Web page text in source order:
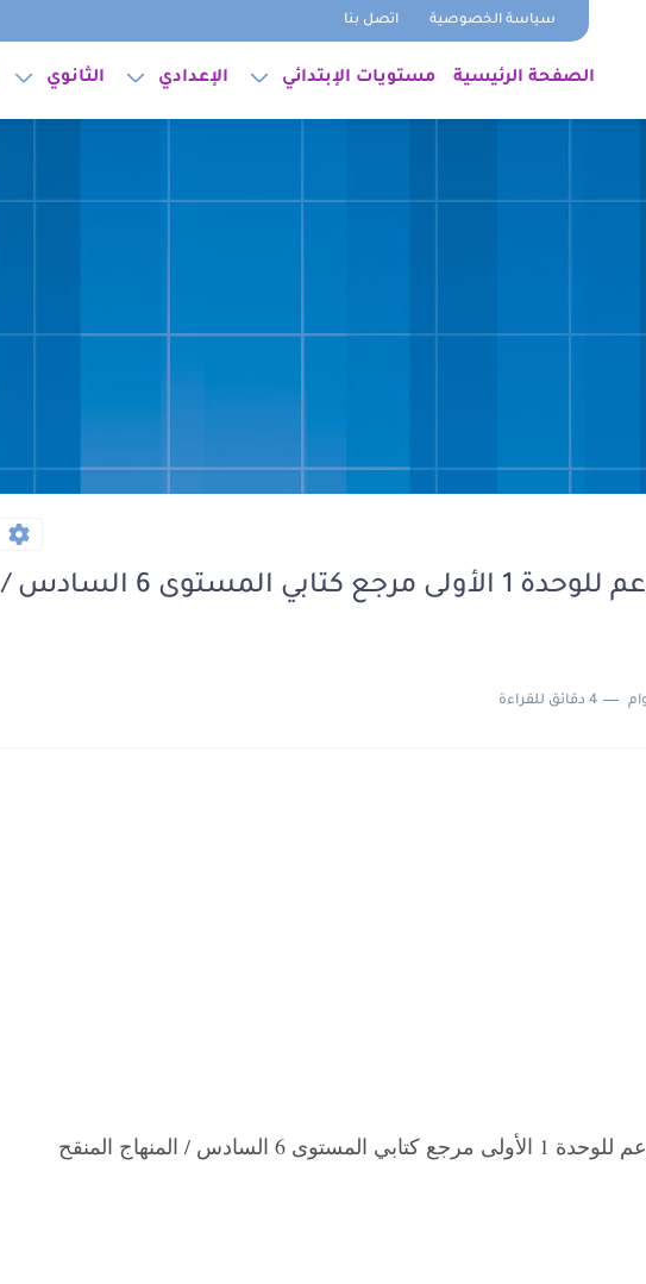
سياسة الخصوصية اتصل بنا
الصفحة الرئيسية مستويات الإبتدائي الإعدادي الثانوي
جذاذات التقويم و الدعم للوحدة 1 الأولى مرجع كتابي المستوى 6 السادس /
4 دقائق للقراءة
6 السادس / المنهاج المنقح